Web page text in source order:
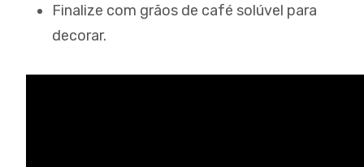
Finalize com grãos de café solúvel para
decorar.